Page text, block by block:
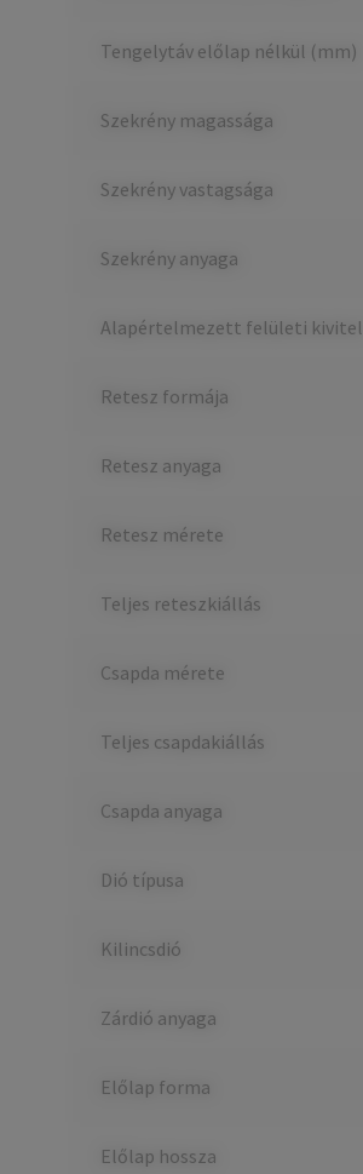
Tengelytáv előlap nélkül (mm)
Szekrény magassága
Szekrény vastagsága
Szekrény anyaga
Alapértelmezett felületi kivitel
Retesz formája
Retesz anyaga
Retesz mérete
Teljes reteszkiállás
Csapda mérete
Teljes csapdakiállás
Csapda anyaga
Dió típusa
Kilincsdió
Zárdió anyaga
Előlap forma
Előlap hossza